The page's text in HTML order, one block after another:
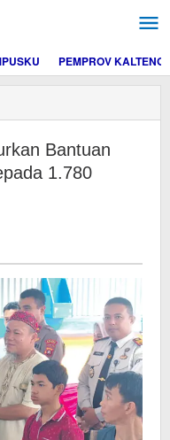
PEMPROV KALTENG
Bantuan
1.780